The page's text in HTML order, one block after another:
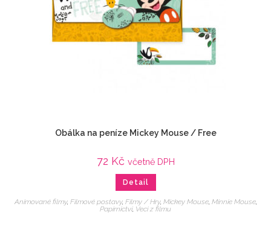
Obálka na peníze Mickey Mouse / Free
72 Kč včetně DPH
Detail
Animované filmy, Filmové postavy, Filmy / Hry, Mickey Mouse, Minnie Mouse,
Papírnictví, Veci z filmu